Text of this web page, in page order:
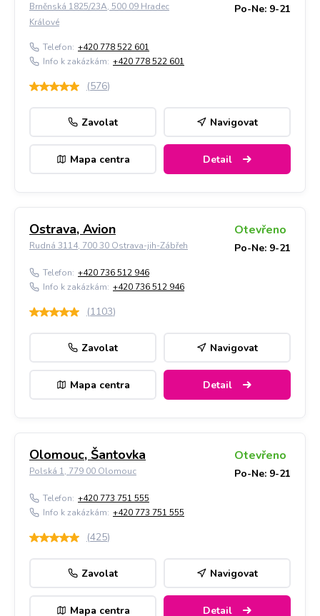
Brněnská 1825/23A, 500 09 Hradec
Králové
Po-Ne: 9-21
Telefon: +420 778 522 601
Info k zakázkám: +420 778 522 601
(576)
Zavolat Navigovat
Mapa centra Detail
Ostrava, Avion
Rudná 3114, 700 30 Ostrava-jih-Zábřeh
Otevřeno
Po-Ne: 9-21
Telefon: +420 736 512 946
Info k zakázkám: +420 736 512 946
(1103)
Zavolat Navigovat
Mapa centra Detail
Olomouc, Šantovka
Polská 1, 779 00 Olomouc
Otevřeno
Po-Ne: 9-21
Telefon: +420 773 751 555
Info k zakázkám: +420 773 751 555
(425)
Zavolat Navigovat
Mapa centra Detail